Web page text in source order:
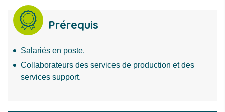
Prérequis
Salariés en poste.
Collaborateurs des services de production et des
services support.